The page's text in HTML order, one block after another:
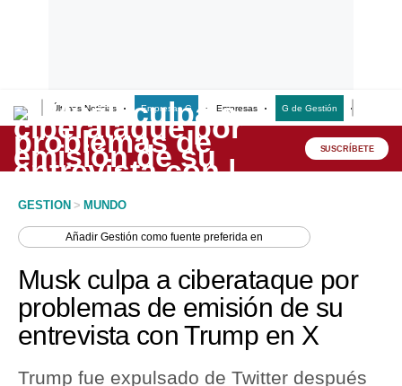
Últimas Noticias Empresas G Empresas G de Gestión
Lo último
Peru Quiosco
Economía
Mercados
SUSCRÍBETE
GESTION > MUNDO
AñadirGestión como fuente preferida en
Musk culpa a ciberataque por
problemas de emisión de su
entrevista con Trump en X
Trump fue expulsado de Twitter después